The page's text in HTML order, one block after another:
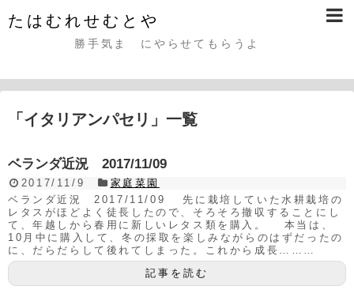
たはむれせむとや
勝手気まゝにやらせてもらうよ
「 イタリアンパセリ 」 一覧
ベランダ近況 2017/11/09
2017/11/9
家庭菜園
ベランダ近況 2017/11/09 先に栽培していた水耕栽培の
レタスがほどよく徒長したので、そろそろ撤収することにし
て、年越しから春用に新しいレタス類を購入。 本当は、
10月中に購入して、冬の採取を楽しみながらのはずだったの
に、だらだらして後れてしまった。これから成長………
記事を読む